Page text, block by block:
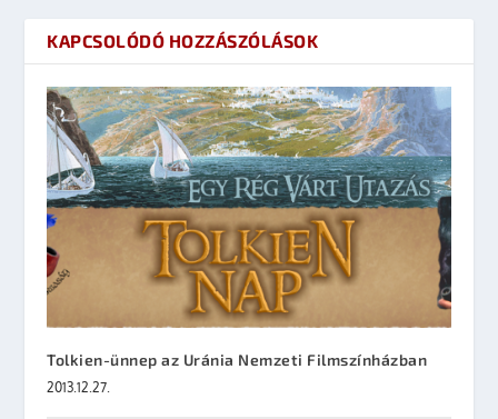
KAPCSOLÓDÓ HOZZÁSZÓLÁSOK
Tolkien-ünnep az Uránia Nemzeti Filmszínházban
2013.12.27.